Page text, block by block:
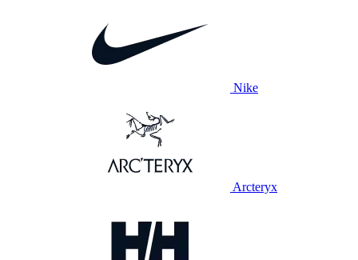
Nike
Arcteryx